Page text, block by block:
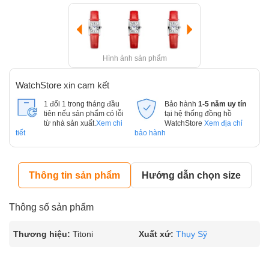
Hình ảnh sản phẩm
WatchStore xin cam kết
1 đổi 1 trong tháng đầu
tiên nếu sản phẩm có lỗi
từ nhà sản xuất. Xem chi
tiết
Bảo hành 1-5 năm uy tín
tại hệ thống đồng hồ
WatchStore Xem địa chỉ
bảo hành
Thông tin sản phẩm Hướng dẫn chọn size
Thông số sản phẩm
Thương hiệu: Titoni Xuất xứ: Thụy Sỹ